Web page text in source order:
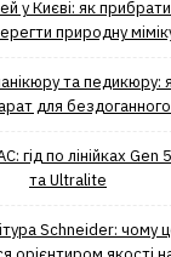
у Києві: як прибрати
природну
та педикюру:
для
гід по лінійках
та Ultralite
Schneider: чому